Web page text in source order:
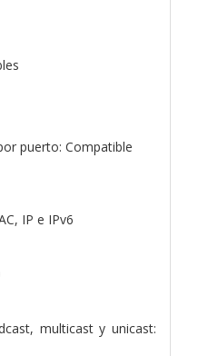
puerto: Compatible
IP e IPv6
multicast y unicast: